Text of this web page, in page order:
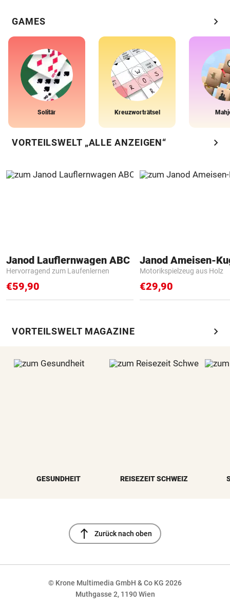
GAMES chevron_right
Solitär Kreuzworträtsel
VORTEILSWELT „ALLE ANZEIGEN“ chevron_right
Janod Lauflernwagen ABC
Hervorragend zum Laufenlernen
€59,90
Janod Ameisen-
Motorikspielzeug aus Holz
€29,90
VORTEILSWELT MAGAZINE chevron_right
GESUNDHEIT REISEZEIT SCHWEIZ
north Zurück nach oben
© Krone Multimedia GmbH & Co KG 2026
Muthgasse 2, 1190 Wien